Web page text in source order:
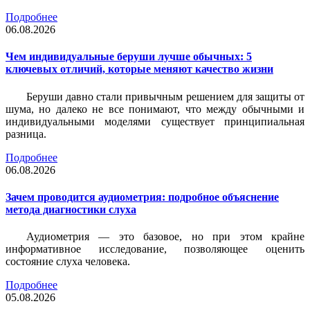
Подробнее
06.08.2026
Чем индивидуальные беруши лучше обычных: 5
ключевых отличий, которые меняют качество жизни
Беруши давно стали привычным решением для защиты от
шума, но далеко не все понимают, что между обычными и
индивидуальными моделями существует принципиальная
разница.
Подробнее
06.08.2026
Зачем проводится аудиометрия: подробное объяснение
метода диагностики слуха
Аудиометрия — это базовое, но при этом крайне
информативное исследование, позволяющее оценить
состояние слуха человека.
Подробнее
05.08.2026